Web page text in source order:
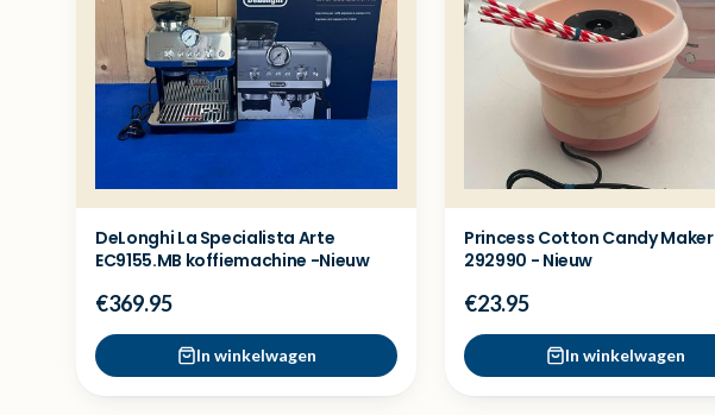
DeLonghi La Specialista Arte
EC9155.MB koffiemachine -Nieuw
€369.95
In winkelwagen
Princess Cotton Candy Maker
292990 - Nieuw
€23.95
In winkelwagen